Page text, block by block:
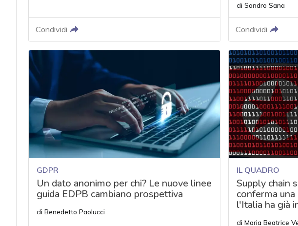
Condividi
di Sandro Sana
Condividi
GDPR
Un dato anonimo per chi? Le nuove linee
guida EDPB cambiano prospettiva
di Benedetto Paolucci
IL QUADRO
Supply chain
conferma una
l'Italia ha già
di Maria Beatrice